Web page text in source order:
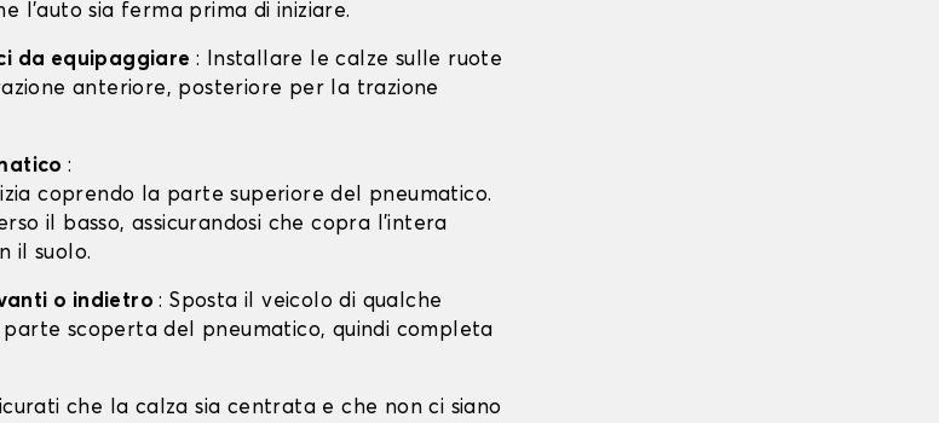
l'auto sia ferma prima di iniziare.
da equipaggiare : Installare le calze sulle ruote
anteriore, posteriore per la trazione
:
coprendo la parte superiore del pneumatico.
il basso, assicurandosi che copra l'intera
il suolo.
o indietro: Sposta il veicolo di qualche
scoperta del pneumatico, quindi completa
che la calza sia centrata e che non ci siano